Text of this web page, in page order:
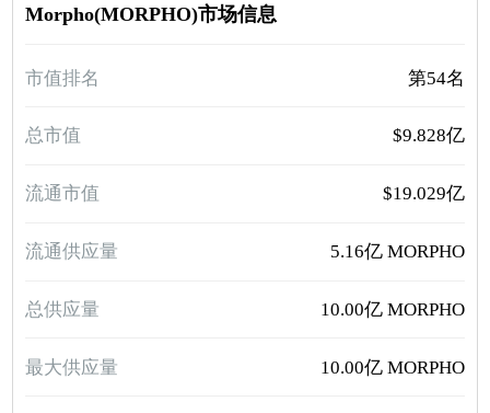
Morpho(MORPHO)市场信息
市值排名 第54名
总市值 $9.828亿
流通市值 $19.029亿
流通供应量 5.16亿 MORPHO
总供应量 10.00亿 MORPHO
最大供应量 10.00亿 MORPHO